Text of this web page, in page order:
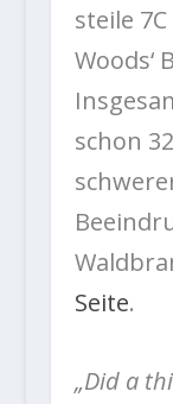
steile
Woods‘
schon
Seite.
„Did a